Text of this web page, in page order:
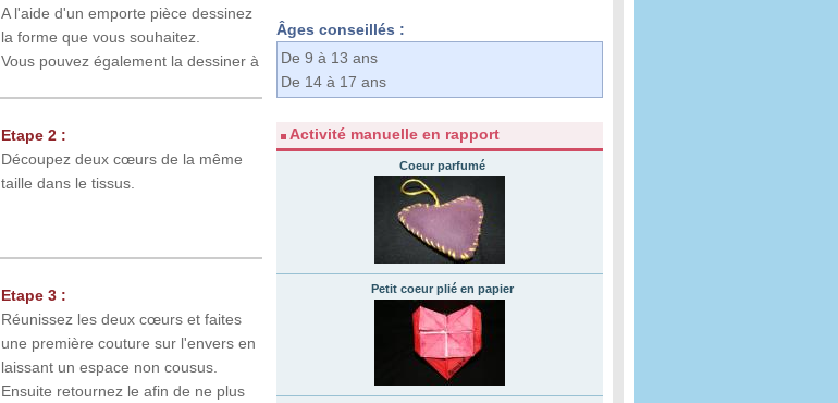
A l'aide d'un emporte pièce dessinez
la forme que vous souhaitez.
Vous pouvez également la dessiner à
Etape 2 :
Découpez deux cœurs de la même
taille dans le tissus.
Etape 3 :
Réunissez les deux cœurs et faites
une première couture sur l'envers en
laissant un espace non cousus.
Ensuite retournez le afin de ne plus
Âges conseillés :
De 9 à 13 ans
De 14 à 17 ans
Activité manuelle en rapport
Coeur parfumé
Petit coeur plié en papier